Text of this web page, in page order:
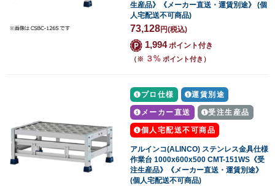
生産品》《メーカー直送・運賃別途》 (個
人宅配送不可商品)
73,128円(税込)
1,994ポイント付き
（※ ３% ポイント付き）
プロ仕様 運賃別途
メーカー直送 受注生産品
個人宅配送不可商品
アルインコ(ALINCO) ステンレス金具仕様
作業台 1000x600x500 CMT-151WS《受
注生産品》《メーカー直送・運賃別途》
(個人宅配送不可商品)